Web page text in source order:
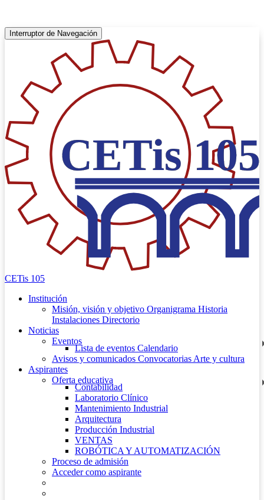
Interruptor de Navegación
CETis 105
Institución
Misión, visión y objetivo Organigrama Historia
Instalaciones Directorio
Noticias
Eventos
Lista de eventos Calendario
Avisos y comunicados ConvocatoriasArte y cultura
Aspirantes
Oferta educativa
Contabilidad
Laboratorio Clínico
Mantenimiento Industrial
Arquitectura
Producción Industrial
VENTAS
ROBÓTICA Y AUTOMATIZACIÓN
Proceso de admisión
Acceder como aspirante